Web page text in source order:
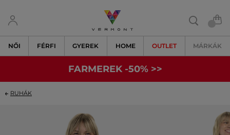
NŐI FÉRFI GYEREK HOME OUTLET MÁRKÁK
FARMEREK -50% >>
RUHÁK